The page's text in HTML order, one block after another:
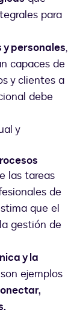
para
personales,
capaces de
y clientes a
debe
y
las tareas
de
que el
gestión de
y la
ejemplos